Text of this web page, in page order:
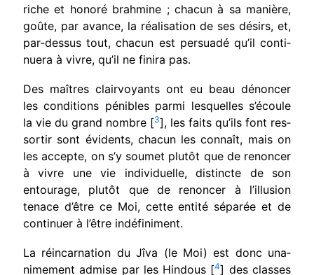
riche et honoré brahmine ; chacun à sa manière,
goûte, par avance, la réalisation de ses désirs, et,
par-dessus tout, chacun est persuadé qu’il conti­
nuera à vivre, qu’il ne finira pas.
Des maîtres clairvoyants ont eu beau dénoncer
les conditions pénibles parmi lesquelles s’écoule
la vie du grand nombre [3], les faits qu’ils font res­
sortir sont évidents, chacun les connaît, mais on
les accepte, on s’y soumet plutôt que de renoncer
à vivre une vie individuelle, distincte de son
entou­rage, plutôt que de renoncer à l’illusion
tenace d’être ce Moi, cette entité séparée et de
continuer à l’être indéfiniment.
La réincarnation du Jîva (le Moi) est donc una­
nimement admise par les Hindous [4] des classes